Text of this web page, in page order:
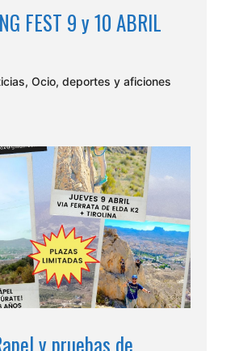
FEST 9 y 10 ABRIL
, Ocio, deportes y aficiones
y pruebas de